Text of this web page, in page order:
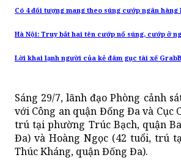
Có 4 đối tượng mang theo súng cướp ngân hàng
Hà Nội: Truy bắt hai tên cướp nổ súng, cướp ở
Lời khai lạnh người của kẻ đâm gục tài xế
Sáng 29/7, lãnh đạo Phòng cảnh
với Công an quận Đống Đa và Cục
trú tại phường Trúc Bạch, quận
Đa) và Hoàng Ngọc (42 tuổi, trú
Thúc Kháng, quận Đống Đa).